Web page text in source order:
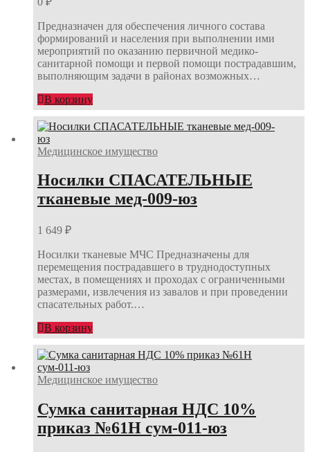
Предназначен для обеспечения личного состава
формирований и населения при выполнении ими
мероприятий по оказанию первичной медико-
санитарной помощи и первой помощи пострадавшим,
выполняющим задачи в районах возможных…
В корзину
Медицинское имущество
Носилки СПАСАТЕЛЬНЫЕ
тканевые мед-009-юз
1 649 ₽
Носилки тканевые МЧС Предназначены для
перемещения пострадавшего в труднодоступных
местах, в помещениях и проходах с ограниченными
размерами, извлечения из завалов и при проведении
спасательных работ.…
В корзину
Медицинское имущество
Сумка санитарная НДС 10%
приказ №61Н сум-011-юз